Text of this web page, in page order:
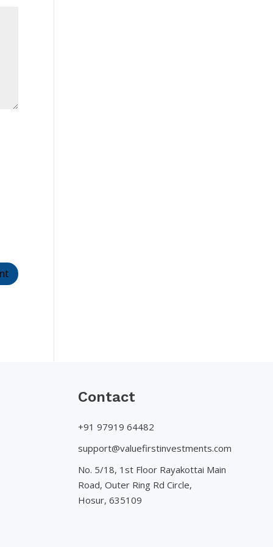
Contact
+91 97919 64482
support@valuefirstinvestments.com
No. 5/18, 1st Floor Rayakottai Main
Road, Outer Ring Rd Circle,
Hosur, 635109